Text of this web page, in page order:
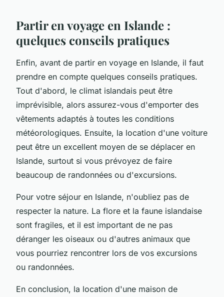
Partir en voyage en Islande :
quelques conseils pratiques
Enfin, avant de partir en voyage en Islande, il faut
prendre en compte quelques conseils pratiques.
Tout d'abord, le climat islandais peut être
imprévisible, alors assurez-vous d'emporter des
vêtements adaptés à toutes les conditions
météorologiques. Ensuite, la location d'une voiture
peut être un excellent moyen de se déplacer en
Islande, surtout si vous prévoyez de faire
beaucoup de randonnées ou d'excursions.
Pour votre séjour en Islande, n'oubliez pas de
respecter la nature. La flore et la faune islandaise
sont fragiles, et il est important de ne pas
déranger les oiseaux ou d'autres animaux que
vous pourriez rencontrer lors de vos excursions
ou randonnées.
En conclusion, la location d'une maison de